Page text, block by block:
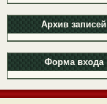
Архив записей
Форма входа